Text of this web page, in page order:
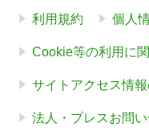
利用規約 個人
Cookie等の利用に
サイトアクセス情
法人・プレスお問